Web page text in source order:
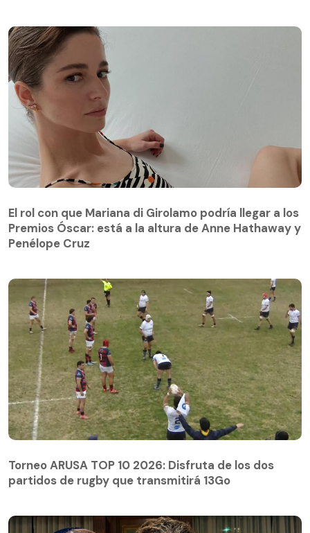
El rol con que Mariana di Girolamo podría llegar a los
Premios Óscar: está a la altura de Anne Hathaway y
Penélope Cruz
Torneo ARUSA TOP 10 2026: Disfruta de los dos
partidos de rugby que transmitirá 13Go